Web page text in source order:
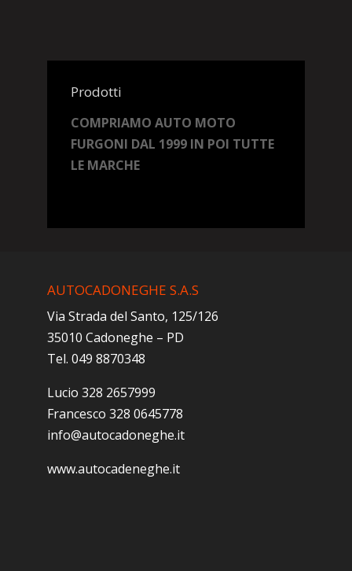
Prodotti
COMPRIAMO AUTO MOTO
FURGONI DAL 1999 IN POI TUTTE
LE MARCHE
AUTOCADONEGHE S.A.S
Via Strada del Santo, 125/126
35010 Cadoneghe – PD
Tel. 049 8870348
Lucio 328 2657999
Francesco 328 0645778
info@autocadoneghe.it
www.autocadeneghe.it